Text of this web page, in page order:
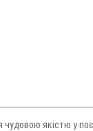
якістю у